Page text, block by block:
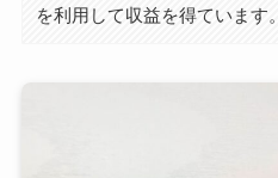
を利用して収益を得ています。